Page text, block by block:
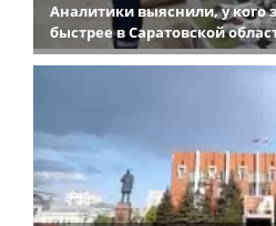
Аналитики выяснили, у кого
быстрее в Саратовской